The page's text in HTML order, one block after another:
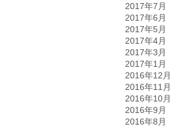
2017年7月
2017年6月
2017年5月
2017年4月
2017年3月
2017年1月
2016年12月
2016年11月
2016年10月
2016年9月
2016年8月